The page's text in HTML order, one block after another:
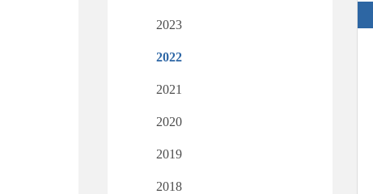
2023
2022
2021
2020
2019
2018